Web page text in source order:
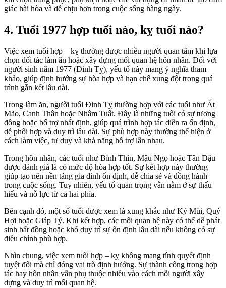
giác hài hòa và dễ chịu hơn trong cuộc sống hàng ngày.
4. Tuổi 1977 hợp tuổi nào, kỵ tuổi nào?
Việc xem tuổi hợp – kỵ thường được nhiều người quan tâm khi lựa
chọn đối tác làm ăn hoặc xây dựng mối quan hệ hôn nhân. Đối với
người sinh năm 1977 (Đinh Tỵ), yếu tố này mang ý nghĩa tham
khảo, giúp định hướng sự hòa hợp và hạn chế xung đột trong quá
trình gắn kết lâu dài.
Trong làm ăn, người tuổi Đinh Tỵ thường hợp với các tuổi như Ất
Mão, Canh Thân hoặc Nhâm Tuất. Đây là những tuổi có sự tương
đồng hoặc bổ trợ nhất định, giúp quá trình hợp tác diễn ra ổn định,
dễ phối hợp và duy trì lâu dài. Sự phù hợp này thường thể hiện ở
cách làm việc, tư duy và khả năng hỗ trợ lẫn nhau.
Trong hôn nhân, các tuổi như Bính Thìn, Mậu Ngọ hoặc Tân Dậu
được đánh giá là có mức độ hòa hợp tốt. Sự kết hợp này thường
giúp tạo nên nền tảng gia đình ổn định, dễ chia sẻ và đồng hành
trong cuộc sống. Tuy nhiên, yếu tố quan trọng vẫn nằm ở sự thấu
hiểu và nỗ lực từ cả hai phía.
Bên cạnh đó, một số tuổi được xem là xung khắc như Kỷ Mùi, Quý
Hợi hoặc Giáp Tý. Khi kết hợp, các mối quan hệ này có thể dễ phát
sinh bất đồng hoặc khó duy trì sự ổn định lâu dài nếu không có sự
điều chỉnh phù hợp.
Nhìn chung, việc xem tuổi hợp – kỵ không mang tính quyết định
tuyệt đối mà chỉ đóng vai trò định hướng. Sự thành công trong hợp
tác hay hôn nhân vẫn phụ thuộc nhiều vào cách mỗi người xây
dựng và duy trì mối quan hệ.